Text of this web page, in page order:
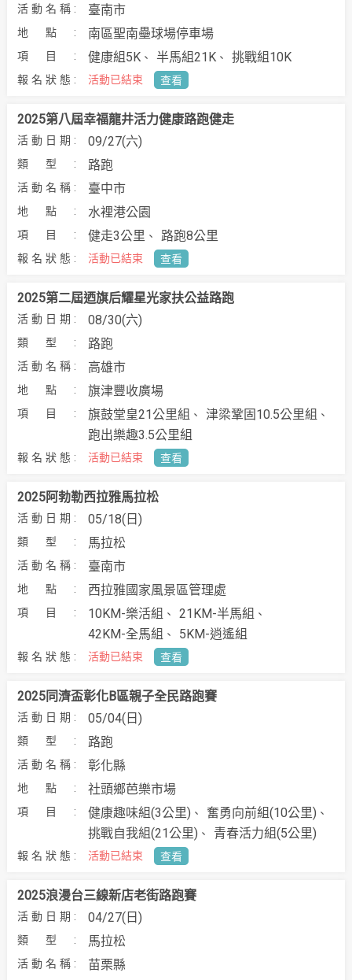
臺南市
南區聖南壘球場停車場
健康組5K
半馬組21K 挑戰組10K
活動已結束 查看
09/27(六)
路跑
臺中市
2025第八屆幸福龍井活力健康路跑健走
水裡港公園
健走3公里
路跑8公里
活動已結束 查看
08/30(六)
路跑
高雄市
2025第二屆迺旗后耀星光家扶公益路跑
旗津豐收廣場
旗鼓堂皇21公里組
津梁鞏固10.5公里組
跑出樂趣3.5公里組
活動已結束 查看
05/18(日)
馬拉松
臺南市
2025阿勃勒西拉雅馬拉松
西拉雅國家風景區管理處
10KM-樂活組
21KM-半馬組
42KM-全馬組
5KM-逍遙組
活動已結束 查看
05/04(日)
路跑
彰化縣
2025同濟盃彰化B區親子全民路跑賽
社頭鄉芭樂市場
健康趣味組(3公里)
奮勇向前組(10公里)
挑戰自我組(21公里)
青春活力組(5公里)
活動已結束 查看
04/27(日)
馬拉松
苗栗縣
2025浪漫台三線新店老街路跑賽